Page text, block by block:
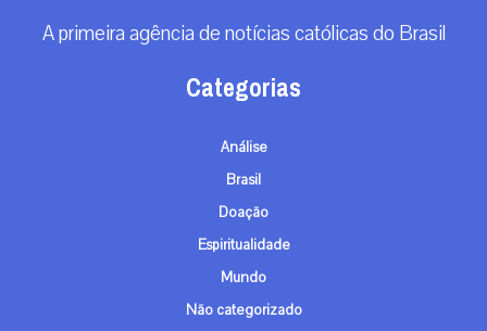
A primeira agência de notícias católicas do Brasil
Categorias
Análise
Brasil
Doação
Espiritualidade
Mundo
Não categorizado